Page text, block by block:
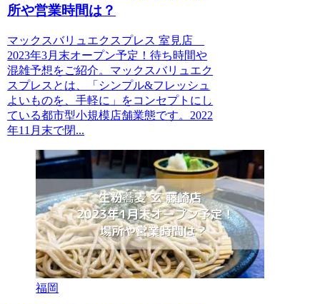
所や営業時間は？
マックスバリュエクスプレス 室見店
2023年3月末オープン予定！待ち時間や
混雑予想をご紹介。マックスバリュエク
スプレスとは、「シンプル&フレッシュ
よいものを、手軽に」をコンセプトにし
ている都市型小規模店舗業態です。2022
年11月末で閉...
福岡